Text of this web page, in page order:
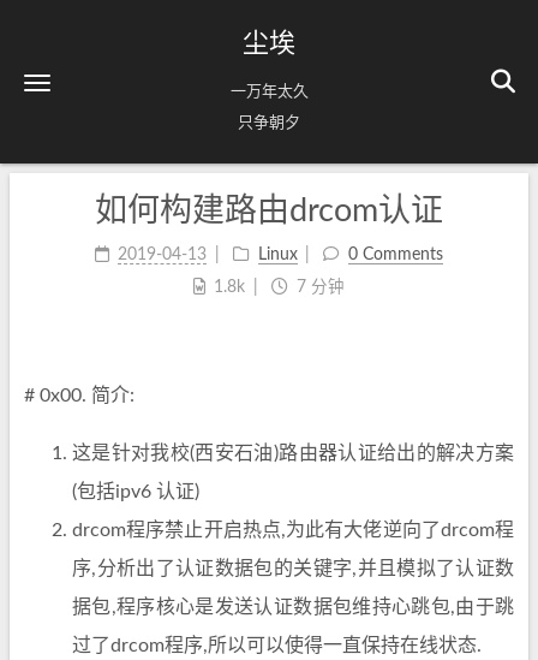
尘埃
一万年太久
只争朝夕
如何构建路由drcom认证
2019-04-13 Linux
0 Comments
1.8k
7 分钟
# 0x00. 简介:
这是针对我校(西安石油)路由器认证给出的解决方案
(包括ipv6 认证)
drcom程序禁止开启热点,为此有大佬逆向了drcom程
序,分析出了认证数据包的关键字,并且模拟了认证数
据包,程序核心是发送认证数据包维持心跳包,由于跳
过了drcom程序,所以可以使得一直保持在线状态.